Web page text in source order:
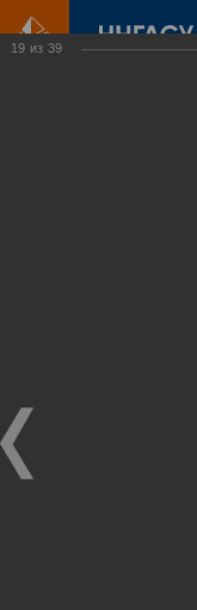
19 из 39